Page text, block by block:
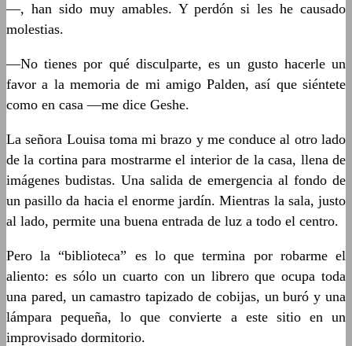
—, han sido muy amables. Y perdón si les he causado
molestias.
—No tienes por qué disculparte, es un gusto hacerle un
favor a la memoria de mi amigo Palden, así que siéntete
como en casa —me dice Geshe.
La señora Louisa toma mi brazo y me conduce al otro lado
de la cortina para mostrarme el interior de la casa, llena de
imágenes budistas. Una salida de emergencia al fondo de
un pasillo da hacia el enorme jardín. Mientras la sala, justo
al lado, permite una buena entrada de luz a todo el centro.
Pero la “biblioteca” es lo que termina por robarme el
aliento: es sólo un cuarto con un librero que ocupa toda
una pared, un camastro tapizado de cobijas, un buró y una
lámpara pequeña, lo que convierte a este sitio en un
improvisado dormitorio.